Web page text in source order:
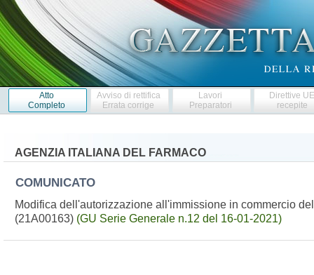
Atto
Completo
Avviso di rettifica
Errata corrige
Lavori
Preparatori
Direttive
recepite
AGENZIA ITALIANA DEL FARMACO
COMUNICATO
Modifica dell'autorizzazione all'immissione in commercio
(21A00163) (GU Serie Generale n.12 del 16-01-2021)